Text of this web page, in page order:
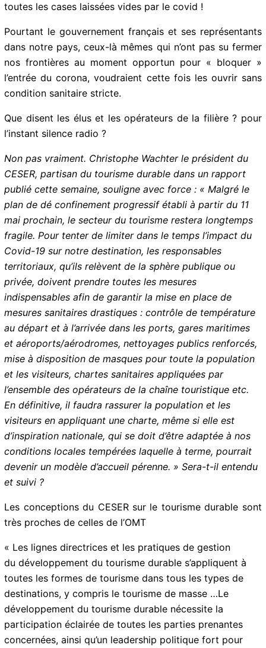
intérieur ». Mais la filière sait a priori, que ce tourisme
remplir toutes les cases laissées vides par le covid !
Pourtant le gouvernement français et ses
représentants dans notre pays, ceux-là mêmes qui
n’ont pas su fermer nos frontières au moment
voudraient cette fois les ouvrir sans condition sanitaire
stricte.
Que disent les élus et les opérateurs de la filière ? pour
l’instant silence radio ?
Non pas vraiment. Christophe Wachter le président du
CESER, partisan du tourisme durable dans un rapport
publié cette semaine, souligne avec force : « Malgré le
plan de dé confinement progressif établi à partir du 11
mai prochain, le secteur du tourisme restera
longtemps fragile. Pour tenter de limiter dans le temps
l’impact du Covid-19 sur notre destination, les
responsables territoriaux, qu’ils relèvent de la sphère
publique ou privée, doivent prendre toutes les mesures
indispensables afin de garantir la mise en place de
mesures sanitaires drastiques : contrôle de
température au départ et à l’arrivée dans les ports,
gares maritimes et aéroports/aérodromes, nettoyages
publics renforcés, mise à disposition de masques pour
toute la population et les visiteurs, chartes sanitaires
appliquées par l’ensemble des opérateurs de la chaîne
touristique etc. En définitive, il faudra rassurer la
population et les visiteurs en appliquant une charte,
même si elle est d’inspiration nationale, qui se doit
laquelle à terme, pourrait devenir un modèle d’accueil
pérenne. » Sera-t-il entendu et suivi ?
Les conceptions du CESER sur le tourisme durable
sont très proches de celles de l’OMT
« Les lignes directrices et les pratiques de gestion
du développement du tourisme durable s’appliquent à
toutes les formes de tourisme dans tous les types de
destinations, y compris le tourisme de masse …Le